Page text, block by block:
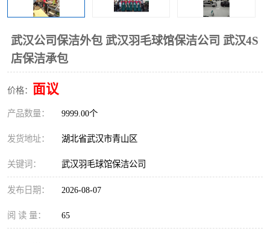
武汉公司保洁外包 武汉羽毛球馆保洁公司 武汉4S
店保洁承包
价格： 面议
产品数量： 9999.00个
发货地址： 湖北省武汉市青山区
关键词： 武汉羽毛球馆保洁公司
发布日期： 2026-08-07
阅 读 量： 65